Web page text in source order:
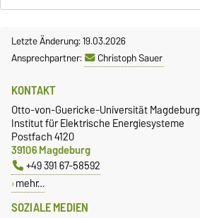
Letzte Änderung: 19.03.2026
Ansprechpartner:
Christoph Sauer
SOZIALE MEDIEN
KONTAKT
Otto-von-Guericke-Universität Magdeburg
Institut für Elektrische Energiesysteme
Postfach 4120
39106 Magdeburg
+49 391 67-58592
mehr…